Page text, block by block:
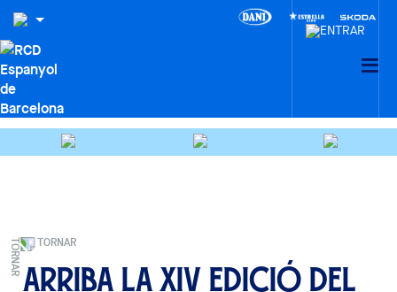
TORNAR
Arriba la XIV edició del